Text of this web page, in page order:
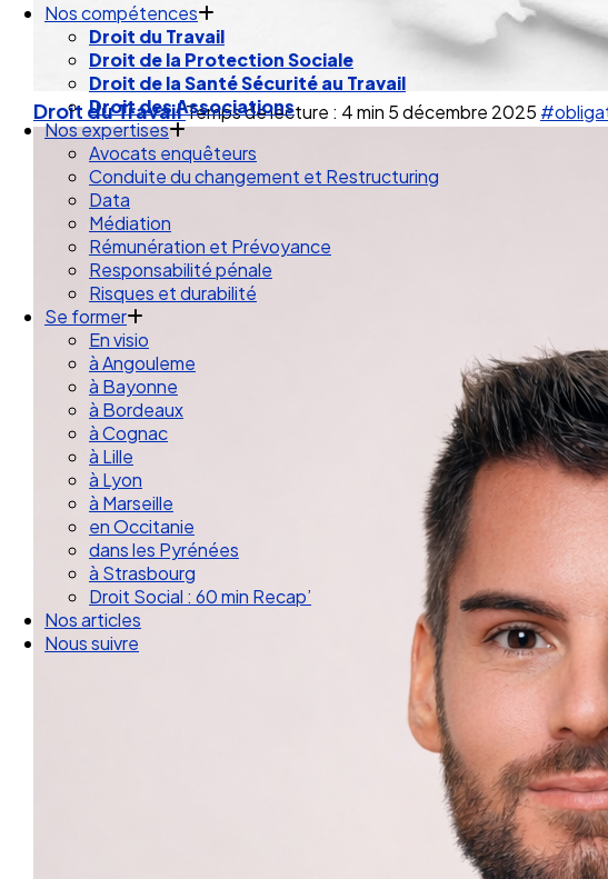
Nos compétences
Droit du Travail
Droit de la Protection Sociale
Droit de la Santé Sécurité au Travail
Droit des Associations
Nos expertises
Avocats enquêteurs
Conduite du changement et Restructuring
Data
Médiation
Rémunération et Prévoyance
Responsabilité pénale
Risques et durabilité
Se former
En visio
à Angouleme
à Bayonne
à Bordeaux
à Cognac
à Lille
à Lyon
à Marseille
en Occitanie
dans les Pyrénées
à Strasbourg
Droit Social : 60 min Recap’
Nos articles
Nous suivre
Droit du TravailTemps de lecture : 4 min 5 décembre 2025